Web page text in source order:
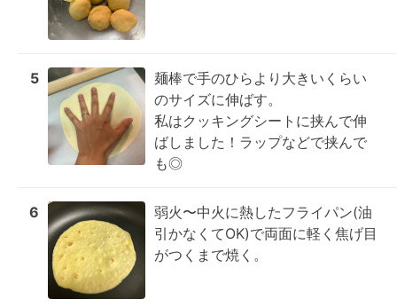
5
麺棒で手のひらより大きいくらい
のサイズに伸ばす。
私はクッキングシートに挟んで伸
ばしました！ラップなどで挟んで
も◎
6
弱火〜中火に熱したフライパン(油
引かなくてOK)で両面に軽く焦げ目
がつくまで焼く。